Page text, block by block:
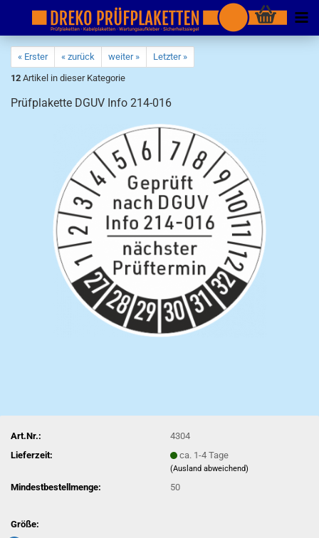
« Erster « zurück weiter »
Letzter »
12 Artikel in dieser Kategorie
Prüfplakette DGUV Info 214-016
Art.Nr.:
4304
Lieferzeit:
ca. 1-4 Tage
(Ausland abweichend)
Mindestbestellmenge: 50
Größe: